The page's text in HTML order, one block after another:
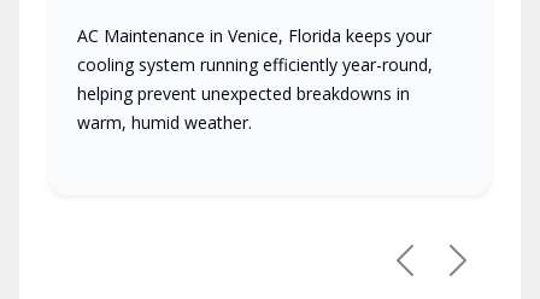
AC Maintenance in Venice, Florida keeps your
cooling system running efficiently year-round,
helping prevent unexpected breakdowns in
warm, humid weather.
PreviousNext